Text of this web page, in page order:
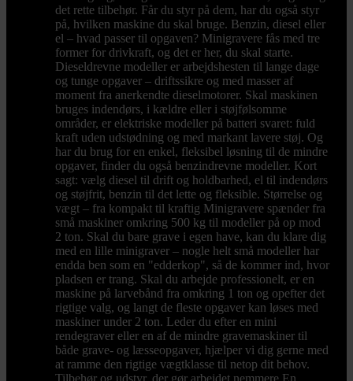
det rette tilbehør. Får du styr på dem, har du også styr
på, hvilken maskine du skal bruge. Benzin, diesel eller
el – hvad passer til opgaven? Minigravere fås med tre
former for drivkraft, og det er her, du skal starte.
Dieseldrevne modeller er arbejdshesten til lange dage
og tunge opgaver – driftssikre og med masser af
moment fra anerkendte dieselmotorer. Skal maskinen
bruges indendørs, i kældre eller i støjfølsomme
områder, er elektriske modeller på batteri svaret: fuld
kraft uden udstødning og med markant lavere støj. Og
har du brug for en enkel, fleksibel løsning til de mindre
opgaver, finder du også benzindrevne modeller. Kort
sagt: vælg diesel til drift og holdbarhed, el til indendørs
og støjfrit, benzin til det lette og fleksible. Størrelse og
vægt – fra kompakt til kraftig Minigravere spænder fra
små maskiner omkring 500 kg til modeller på op mod
2 ton. Skal du bare grave i egen have, kan du klare dig
med en lille minigraver – nogle helt små modeller har
endda ben som en "edderkop", så de kommer ind, hvor
pladsen er trang. Skal du arbejde professionelt, er en
maskine på larvebånd fra omkring 1 ton og opefter det
rigtige valg, og langt de fleste opgaver kan løses med
maskiner under 2 ton. Leder du efter en mini
rendegraver eller en af de mindre gravemaskiner til
både grave- og læsseopgaver, hjælper vi dig gerne med
at ramme den rigtige vægtklasse til netop dit behov.